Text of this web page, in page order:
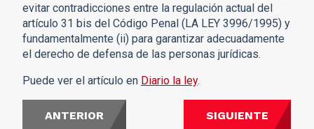
evitar contradicciones entre la regulación actual del
artículo 31 bis del Código Penal (LA LEY 3996/1995) y
fundamentalmente (ii) para garantizar adecuadamente
el derecho de defensa de las personas jurídicas.
Puede ver el artículo en Diario la ley.
ANTERIOR SIGUIENTE